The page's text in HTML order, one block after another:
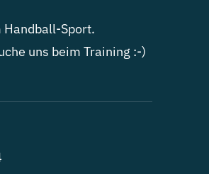
Handball-Sport.
uns beim Training :-)